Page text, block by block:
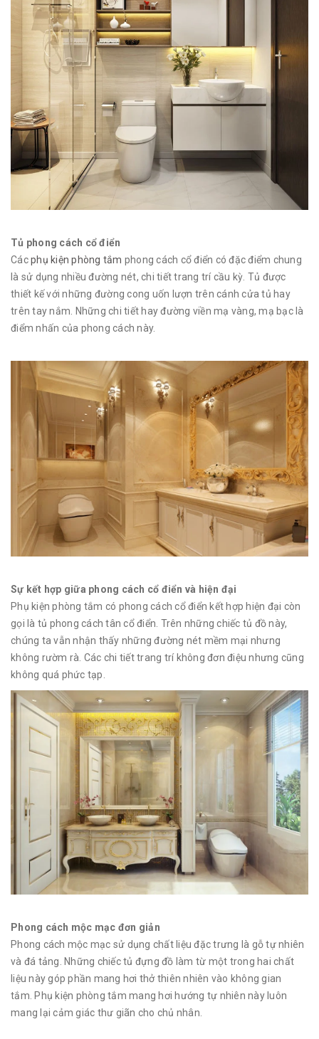
Tủ phong cách cổ điển
Cácphụ kiện phòng tắm phong cách cổ điển có đặc điểm chung
là sử dụng nhiều đường nét, chi tiết trang trí cầu kỳ. Tủ được
thiết kế với những đường cong uốn lượn trên cánh cửa tủ hay
trên tay nắm. Những chi tiết hay đường viền mạ vàng, mạ bạc là
điểm nhấn của phong cách này.
Sự kết hợp giữa phong cách cổ điển và hiện đại
Phụ kiện phòng tắm có phong cách cổ điển kết hợp hiện đại còn
gọi là tủ phong cách tân cổ điển. Trên những chiếc tủ đồ này,
chúng ta vẫn nhận thấy những đường nét mềm mại nhưng
không rườm rà. Các chi tiết trang trí không đơn điệu nhưng cũng
không quá phức tạp.
Phong cách mộc mạc đơn giản
Phong cách mộc mạc sử dụng chất liệu đặc trưng là gỗ tự nhiên
và đá tảng. Những chiếc tủ đựng đồ làm từ một trong hai chất
liệu này góp phần mang hơi thở thiên nhiên vào không gian
tắm. Phụ kiện phòng tắm mang hơi hướng tự nhiên này luôn
mang lại cảm giác thư giãn cho chủ nhân.